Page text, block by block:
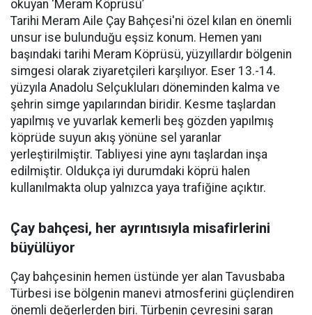
okuyan ‘Meram Köprüsü’
Tarihi Meram Aile Çay Bahçesi'ni özel kılan en önemli
unsur ise bulunduğu eşsiz konum. Hemen yanı
başındaki tarihi Meram Köprüsü, yüzyıllardır bölgenin
simgesi olarak ziyaretçileri karşılıyor. Eser 13.-14.
yüzyıla Anadolu Selçukluları döneminden kalma ve
şehrin simge yapılarından biridir. Kesme taşlardan
yapılmış ve yuvarlak kemerli beş gözden yapılmış
köprüde suyun akış yönüne sel yaranlar
yerleştirilmiştir. Tabliyesi yine aynı taşlardan inşa
edilmiştir. Oldukça iyi durumdaki köprü halen
kullanılmakta olup yalnızca yaya trafiğine açıktır.
Çay bahçesi, her ayrıntısıyla misafirlerini
büyülüyor
Çay bahçesinin hemen üstünde yer alan Tavusbaba
Türbesi ise bölgenin manevi atmosferini güçlendiren
önemli değerlerden biri. Türbenin çevresini saran